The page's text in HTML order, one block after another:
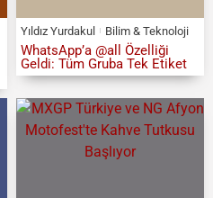
Yıldız Yurdakul Bilim & Teknoloji
WhatsApp’a @all Özelliği
Geldi: Tüm Gruba Tek Etiket